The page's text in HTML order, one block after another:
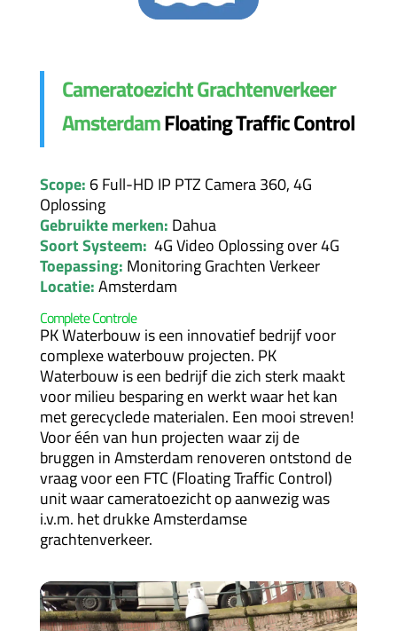
Cameratoezicht Grachtenverkeer
AmsterdamFloating Traffic Control
Scope: 6 Full-HD IP PTZ Camera 360, 4G
Oplossing
Gebruikte merken: Dahua
Soort Systeem: 4G Video Oplossing over 4G
Toepassing: Monitoring Grachten Verkeer
Locatie:Amsterdam
Complete Controle
PK Waterbouw is een innovatief bedrijf voor
complexe waterbouw projecten. PK
Waterbouw is een bedrijf die zich sterk maakt
voor milieu besparing en werkt waar het kan
met gerecyclede materialen. Een mooi streven!
Voor één van hun projecten waar zij de
bruggen in Amsterdam renoveren ontstond de
vraag voor een FTC (Floating Traffic Control)
unit waar cameratoezicht op aanwezig was
i.v.m. het drukke Amsterdamse
grachtenverkeer.